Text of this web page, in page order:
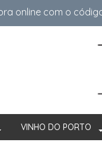
online com o
VINHO DO PORTO